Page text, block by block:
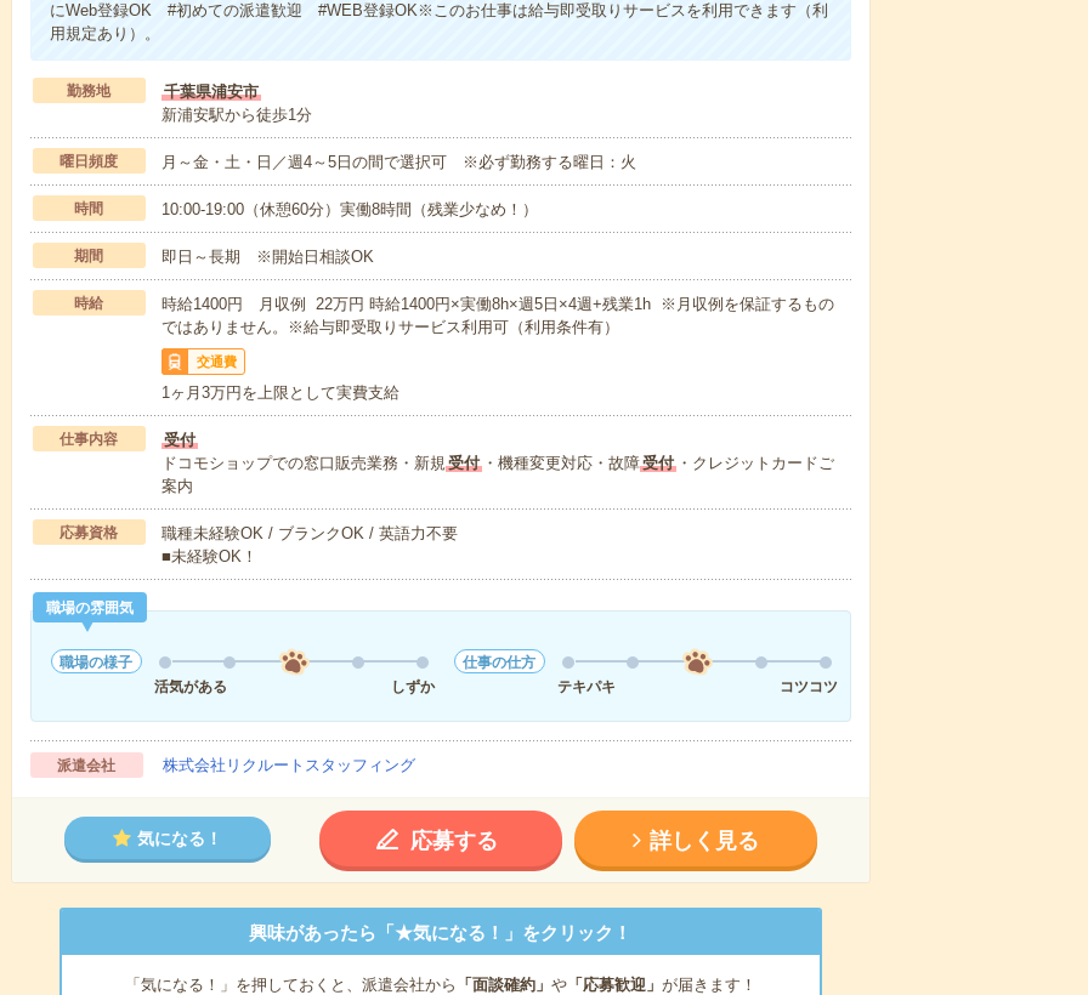
にWeb登録OK #初めての派遣歓迎 #WEB登録OK※このお仕事は給与即受取りサービスを利用できます（利
用規定あり）。
勤務地
千葉県浦安市
新浦安駅から徒歩1分
曜日頻度 月～金・土・日／週4～5日の間で選択可 ※必ず勤務する曜日：火
時間 10:00-19:00（休憩60分）実働8時間（残業少なめ！）
期間 即日～長期 ※開始日相談OK
時給
時給1400円 月収例 22万円 時給1400円×実働8h×週5日×4週+残業1h ※月収例を保証するもの
ではありません。※給与即受取りサービス利用可（利用条件有）
交通費
1ヶ月3万円を上限として実費支給
仕事内容
受付
ドコモショップでの窓口販売業務・新規受付・機種変更対応・故障受付・クレジットカードご
案内
応募資格
職種未経験OK / ブランクOK / 英語力不要
■未経験OK！
職場の雰囲気
職場の様子
活気がある
しずか
仕事の仕方
テキパキ
コツコツ
派遣会社 株式会社リクルートスタッフィング
気になる！ 応募する 詳しく見る
興味があったら「★気になる！」をクリック！
「気になる！」を押しておくと、派遣会社から 「面談確約」 や「応募歓迎」 が届きます！